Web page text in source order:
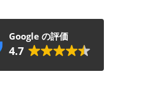
Google の評価
4.7